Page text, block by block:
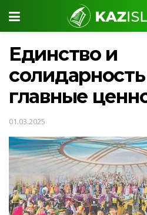
Единство и
главные
01.03.2025